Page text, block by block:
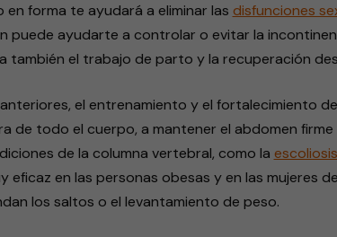
en forma te ayudará a eliminar las disfunciones
puede ayudarte a controlar o evitar la
también el trabajo de parto y la recuperación
el entrenamiento y el fortalecimiento
de todo el cuerpo, a mantener el abdomen firme
de la columna vertebral, como la escoliosis
eficaz en las personas obesas y en las mujeres
los saltos o el levantamiento de peso.